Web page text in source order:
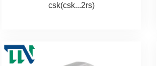
csk(csk...2rs)